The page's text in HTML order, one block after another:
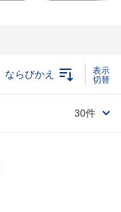
ならびかえ
30件